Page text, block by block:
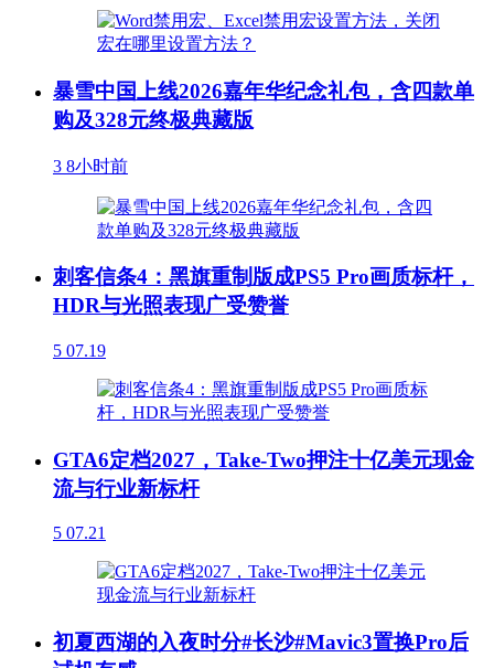
暴雪中国上线2026嘉年华纪念礼包，含四款单
购及328元终极典藏版
3 8小时前
刺客信条4：黑旗重制版成PS5 Pro画质标杆，
HDR与光照表现广受赞誉
5 07.19
GTA6定档2027，Take-Two押注十亿美元现金
流与行业新标杆
5 07.21
初夏西湖的入夜时分#长沙#Mavic3置换Pro后